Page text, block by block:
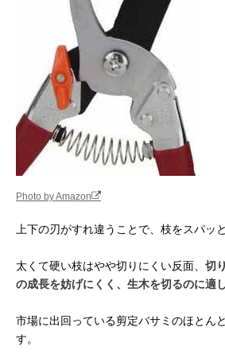
Photo by Amazon
上下の刃がすれ違うことで、枝をスパッ
太くて硬い枝はやや切りにくい反面、 切
の成長を妨げにくく、生木を切るのに適
市場に出回っている剪定バサミのほとん
す。